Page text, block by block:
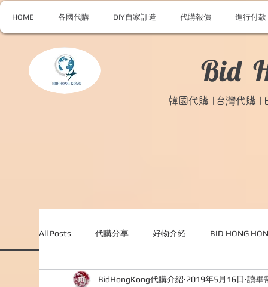
HOME 各國代購 DIY自家訂造 代購報價 進行付款
Bid
韓國代購 |台灣代購 |
All Posts 代購分享 好物介紹 BID HONG
外國購物網站介紹 ABOUT ME ABOUT
BidHongKong代購介紹 2019年5月16日 讀畢